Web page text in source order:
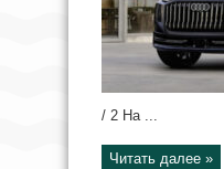
/ 2 На ...
Читать далее »